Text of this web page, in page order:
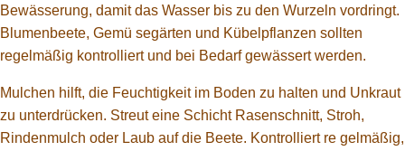
Bewässerung, damit das Wasser bis zu den Wurzeln vordringt.
Blumenbeete, Gemü segärten und Kübelpflanzen sollten
regelmäßig kontrolliert und bei Bedarf gewässert werden.
Mulchen hilft, die Feuchtigkeit im Boden zu halten und Unkraut
zu unterdrücken. Streut eine Schicht Rasenschnitt, Stroh,
Rindenmulch oder Laub auf die Beete. Kontrolliert re gelmäßig,